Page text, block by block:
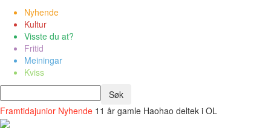
Nyhende
Kultur
Visste du at?
Fritid
Meiningar
Kviss
Framtidajunior Nyhende 11 år gamle Haohao deltek i OL